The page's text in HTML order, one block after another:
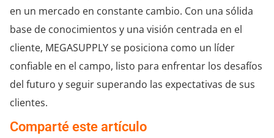
en un mercado en constante cambio. Con una sólida
base de conocimientos y una visión centrada en el
cliente, MEGASUPPLY se posiciona como un líder
confiable en el campo, listo para enfrentar los desafíos
del futuro y seguir superando las expectativas de sus
clientes.
Comparté este artículo